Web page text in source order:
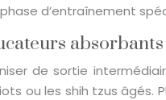
d’entraînement
de sortie
ou les shih tzus âgés.